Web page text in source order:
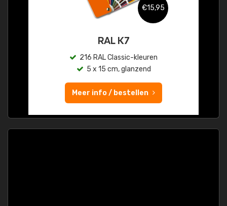
€15,95
RAL K7
216 RAL Classic-kleuren
5 x 15 cm, glanzend
Meer info / bestellen